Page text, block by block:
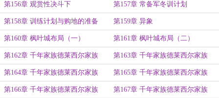
第156章 观赏性决斗下 第157章 常备军冬训计划
第158章 训练计划与购地的准备 第159章 异象
第160章 枫叶城布局（一） 第161章 枫叶城布局（二）
第162章 千年家族德莱西尔家族
——垂垂老矣的死士
第163章 千年家族德莱西尔家族
——初入坎德拉
第164章 千年家族德莱西尔家族
——奇特的伏击场面（上）
第165章 千年家族德莱西尔家族
——奇特的伏击场面（下）
第166章 千年家族德莱西尔家族 第167章 千年家族德莱西尔家族